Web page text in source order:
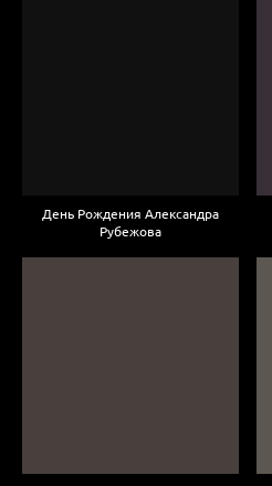
День Рождения Александра
Рубежова